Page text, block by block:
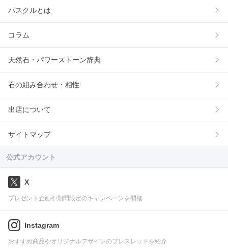
パスクルとは
コラム
天然石・パワーストーン辞典
石の組み合わせ・相性
出店について
サイトマップ
公式アカウント
X
プレゼント企画や期間限定のキャンペーンを開催
Instagram
おすすめ商品やオリジナルデザインのブレスレットを紹介